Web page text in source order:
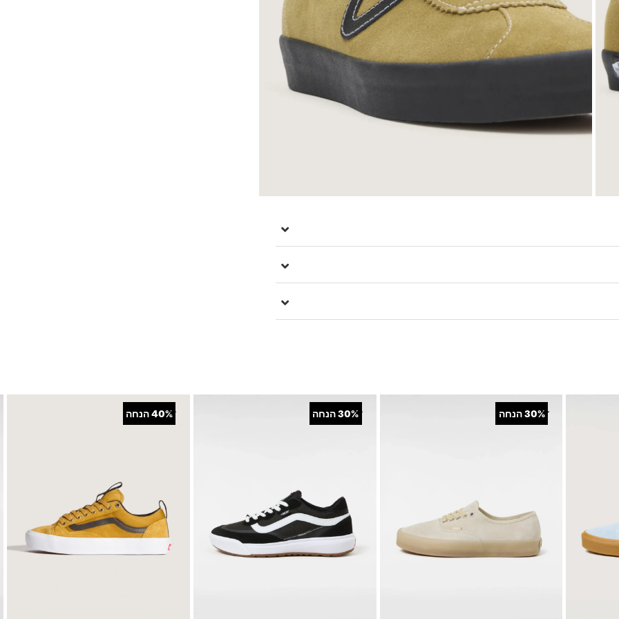
אלה נעליים מגופרות שמעוצבות בגזרה נמוכה וכוללות פרטים כמו צווארון נמוך ופתוח, לשון ארוכה ועיצוב Sidestripe בצורת 'וי', כדי ליצור את השילוב המושלם בין
• נעל ספורט בגזרה נמוכה ששואבת השראה מסגנון רטרו • גפה עבה מזמש עם פרטים מעור • עיצובי Sidestripe קלאסיים בצורת 'וי' • סגירת שרוכים • תווית עם
+
30%הנחה +
30%הנחה +
40%הנחה